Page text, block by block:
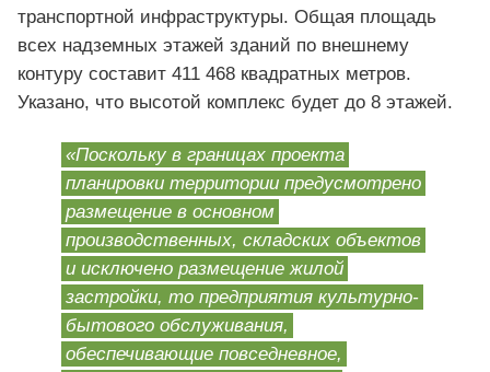
транспортной инфраструктуры. Общая площадь
всех надземных этажей зданий по внешнему
контуру составит 411 468 квадратных метров.
Указано, что высотой комплекс будет до 8 этажей.
«Поскольку в границах проекта
планировки территории предусмотрено
размещение в основном
производственных, складских объектов
и исключено размещение жилой
застройки, то предприятия культурно-
бытового обслуживания,
обеспечивающие повседневное,